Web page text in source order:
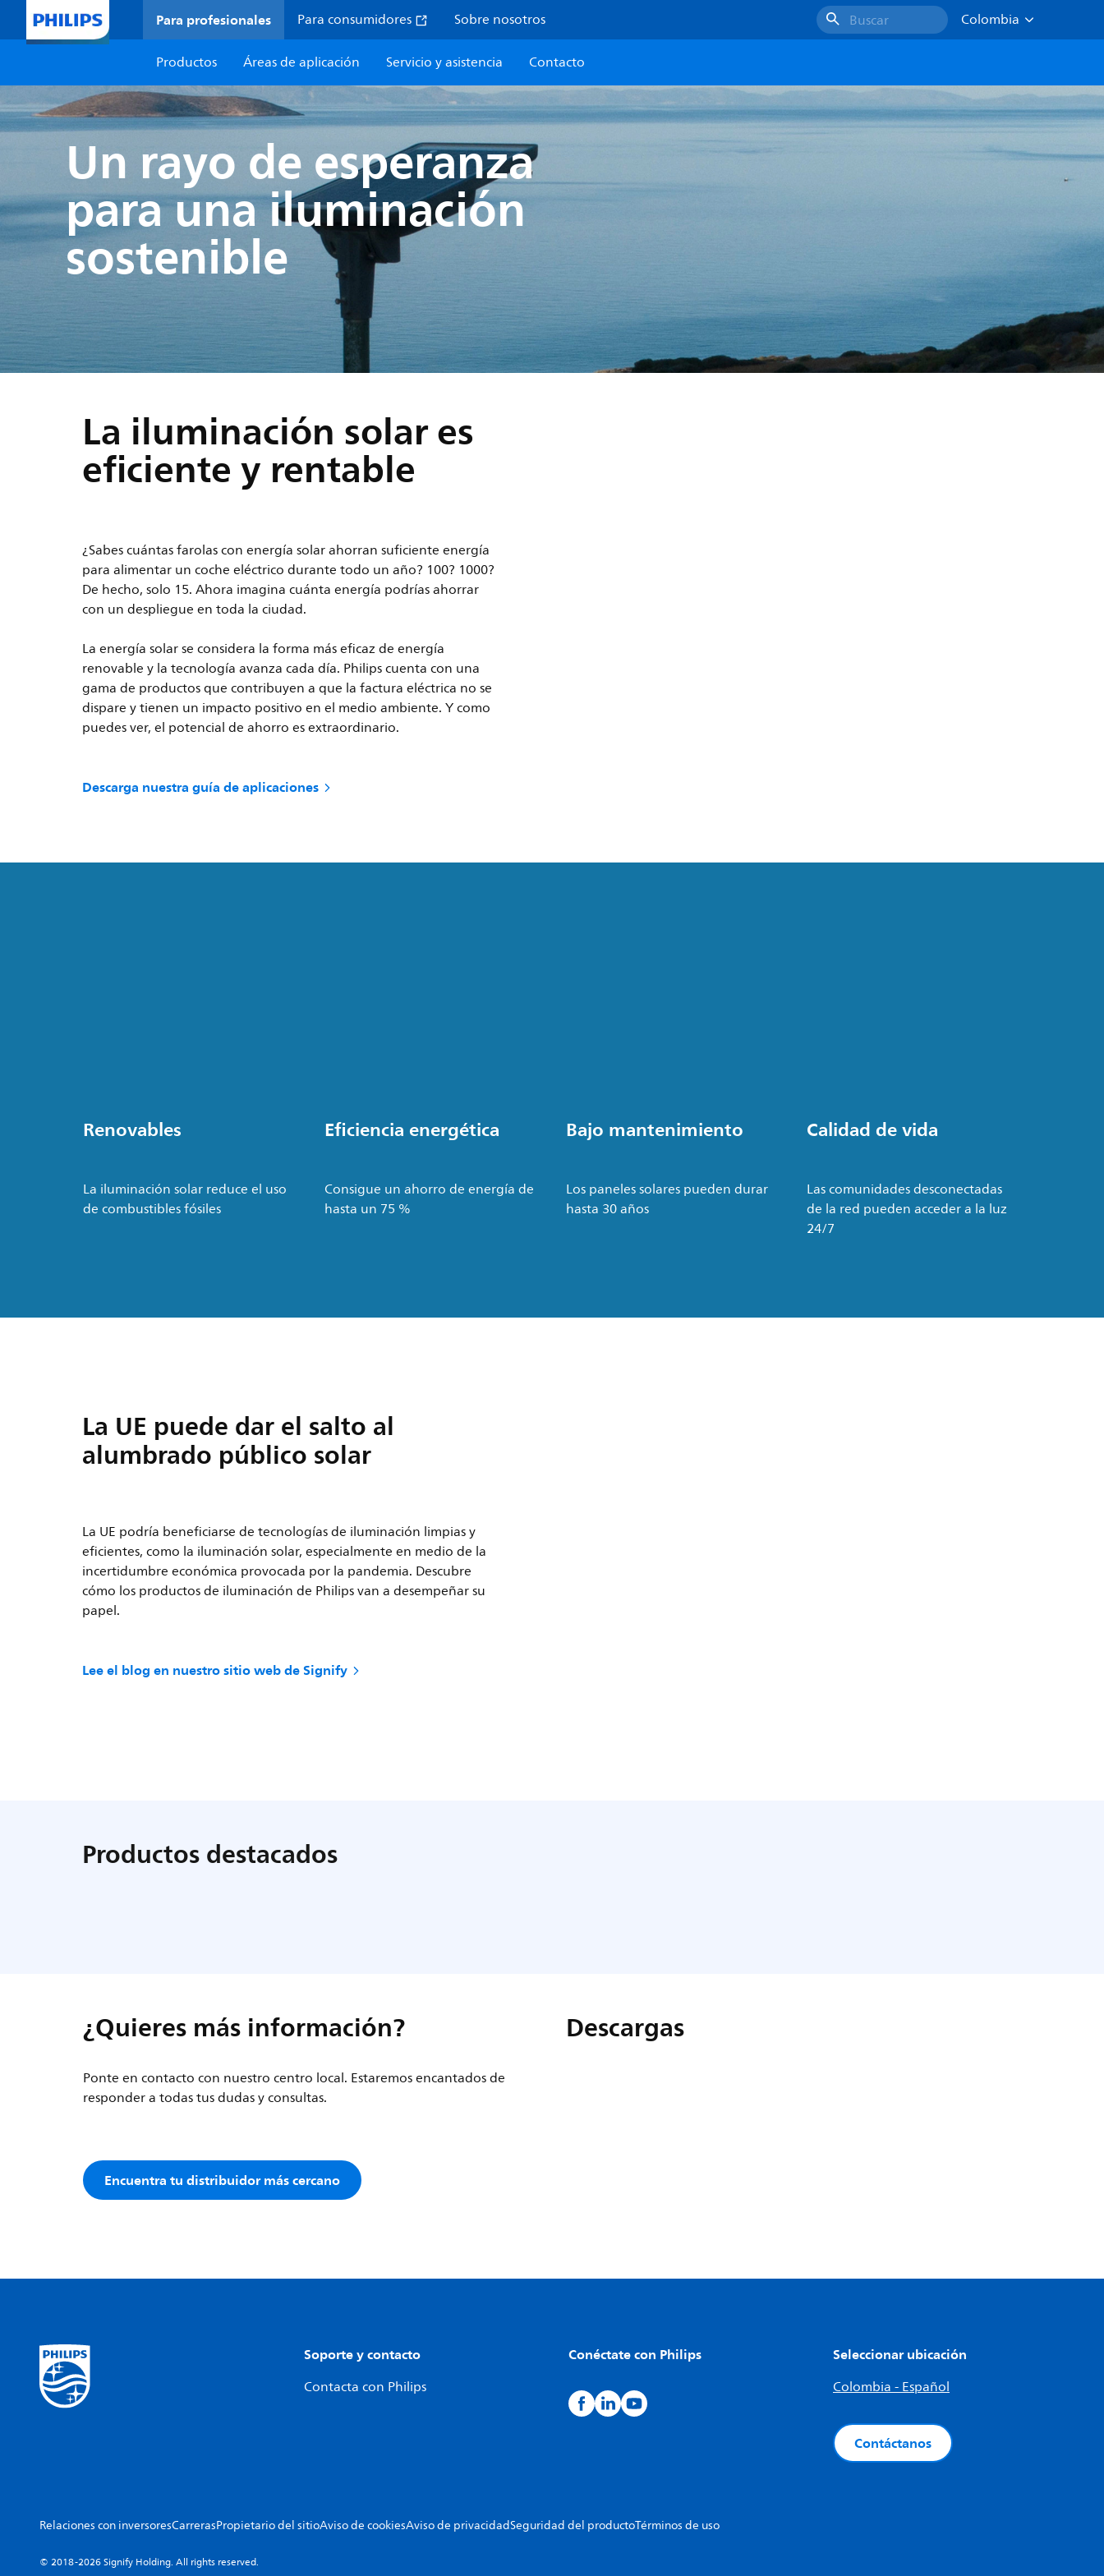
Para profesionales Para consumidores Sobre nosotros Buscar
Colombia
Productos
Áreas de aplicación Servicio y asistencia Contacto
Un rayo de esperanza
para una iluminación
sostenible
La iluminación solar es
eficiente y rentable
¿Sabes cuántas farolas con energía solar ahorran suficiente energía
para alimentar un coche eléctrico durante todo un año? 100? 1000?
De hecho, solo 15. Ahora imagina cuánta energía podrías ahorrar
con un despliegue en toda la ciudad.
La energía solar se considera la forma más eficaz de energía
renovable y la tecnología avanza cada día. Philips cuenta con una
gama de productos que contribuyen a que la factura eléctrica no se
dispare y tienen un impacto positivo en el medio ambiente. Y como
puedes ver, el potencial de ahorro es extraordinario.
Descarga nuestra guía de aplicaciones
Renovables
La iluminación solar reduce el uso
de combustibles fósiles
Eficiencia energética
Consigue un ahorro de energía de
hasta un 75 %
Bajo mantenimiento
Los paneles solares pueden durar
hasta 30 años
Calidad de vida
Las comunidades desconectadas
de la red pueden acceder a la luz
24/7
La UE puede dar el salto al
alumbrado público solar
La UE podría beneficiarse de tecnologías de iluminación limpias y
eficientes, como la iluminación solar, especialmente en medio de la
incertidumbre económica provocada por la pandemia. Descubre
cómo los productos de iluminación de Philips van a desempeñar su
papel.
Lee el blog en nuestro sitio web de Signify
Productos destacados
¿Quieres más información?
Ponte en contacto con nuestro centro local. Estaremos encantados de
responder a todas tus dudas y consultas.
Encuentra tu distribuidor más cercano
Descargas
Soporte y contacto
Contacta con Philips
Conéctate con Philips Seleccionar ubicación
Colombia - Español
Contáctanos
Relaciones con inversoresCarrerasPropietario del sitioAviso de cookiesAviso de privacidadSeguridad del productoTérminos de uso
© 2018-2026 Signify Holding. All rights reserved.